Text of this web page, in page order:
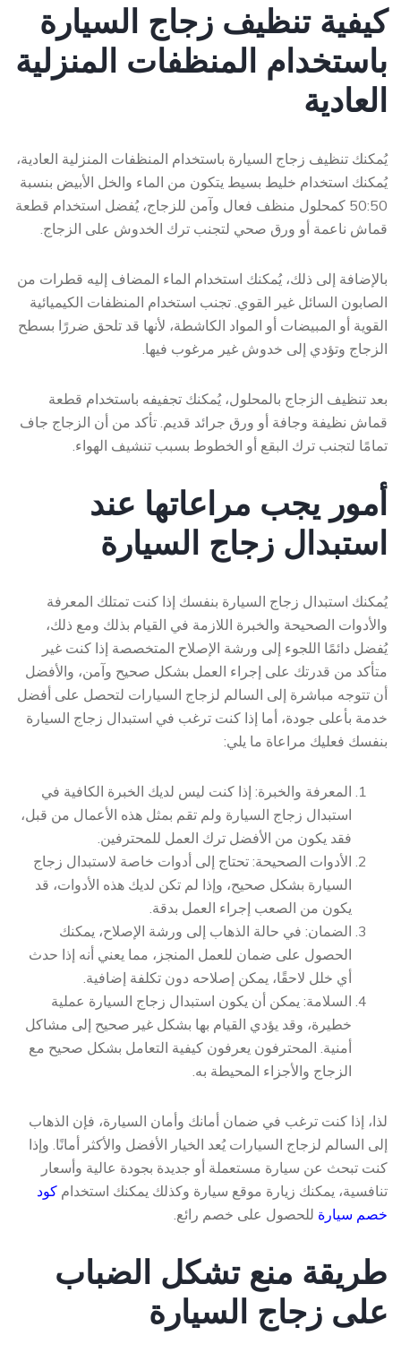
كيفية تنظيف زجاج السيارة
باستخدام المنظفات المنزلية
العادية
يُمكنك تنظيف زجاج السيارة باستخدام المنظفات المنزلية العادية،
يُمكنك استخدام خليط بسيط يتكون من الماء والخل الأبيض بنسبة
50:50 كمحلول منظف فعال وآمن للزجاج، يُفضل استخدام قطعة
قماش ناعمة أو ورق صحي لتجنب ترك الخدوش على الزجاج.
بالإضافة إلى ذلك، يُمكنك استخدام الماء المضاف إليه قطرات من
الصابون السائل غير القوي. تجنب استخدام المنظفات الكيميائية
القوية أو المبيضات أو المواد الكاشطة، لأنها قد تلحق ضررًا بسطح
الزجاج وتؤدي إلى خدوش غير مرغوب فيها.
بعد تنظيف الزجاج بالمحلول، يُمكنك تجفيفه باستخدام قطعة
قماش نظيفة وجافة أو ورق جرائد قديم. تأكد من أن الزجاج جاف
تمامًا لتجنب ترك البقع أو الخطوط بسبب تنشيف الهواء.
أمور يجب مراعاتها عند
استبدال زجاج السيارة
يُمكنك استبدال زجاج السيارة بنفسك إذا كنت تمتلك المعرفة
والأدوات الصحيحة والخبرة اللازمة في القيام بذلك ومع ذلك،
يُفضل دائمًا اللجوء إلى ورشة الإصلاح المتخصصة إذا كنت غير
متأكد من قدرتك على إجراء العمل بشكل صحيح وآمن، والأفضل
أن تتوجه مباشرة إلى السالم لزجاج السيارات لتحصل على أفضل
خدمة بأعلى جودة، أما إذا كنت ترغب في استبدال زجاج السيارة
بنفسك فعليك مراعاة ما يلي:
المعرفة والخبرة: إذا كنت ليس لديك الخبرة الكافية في
استبدال زجاج السيارة ولم تقم بمثل هذه الأعمال من قبل،
فقد يكون من الأفضل ترك العمل للمحترفين.
الأدوات الصحيحة: تحتاج إلى أدوات خاصة لاستبدال زجاج
السيارة بشكل صحيح، وإذا لم تكن لديك هذه الأدوات، قد
يكون من الصعب إجراء العمل بدقة.
الضمان: في حالة الذهاب إلى ورشة الإصلاح، يمكنك
الحصول على ضمان للعمل المنجز، مما يعني أنه إذا حدث
أي خلل لاحقًا، يمكن إصلاحه دون تكلفة إضافية.
السلامة: يمكن أن يكون استبدال زجاج السيارة عملية
خطيرة، وقد يؤدي القيام بها بشكل غير صحيح إلى مشاكل
أمنية. المحترفون يعرفون كيفية التعامل بشكل صحيح مع
الزجاج والأجزاء المحيطة به.
لذا، إذا كنت ترغب في ضمان أمانك وأمان السيارة، فإن الذهاب
إلى السالم لزجاج السيارات يُعد الخيار الأفضل والأكثر أمانًا. وإذا
كنت تبحث عن سيارة مستعملة أو جديدة بجودة عالية وأسعار
تنافسية، يمكنك زيارة موقع سيارة وكذلك يمكنك استخدام كود
خصم سيارة للحصول على خصم رائع.
طريقة منع تشكل الضباب
على زجاج السيارة